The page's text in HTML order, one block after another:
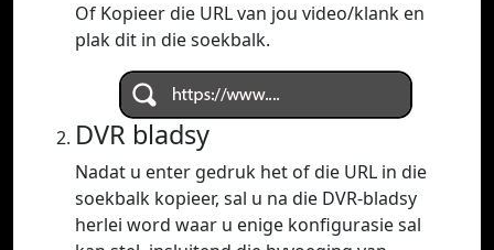
Of Kopieer die URL van jou video/klank en
plak dit in die soekbalk.
DVR bladsy
Nadat u enter gedruk het of die URL in die
soekbalk kopieer, sal u na die DVR-bladsy
herlei word waar u enige konfigurasie sal